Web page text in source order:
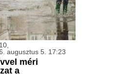
augusztus 5. 17:23
méri
a